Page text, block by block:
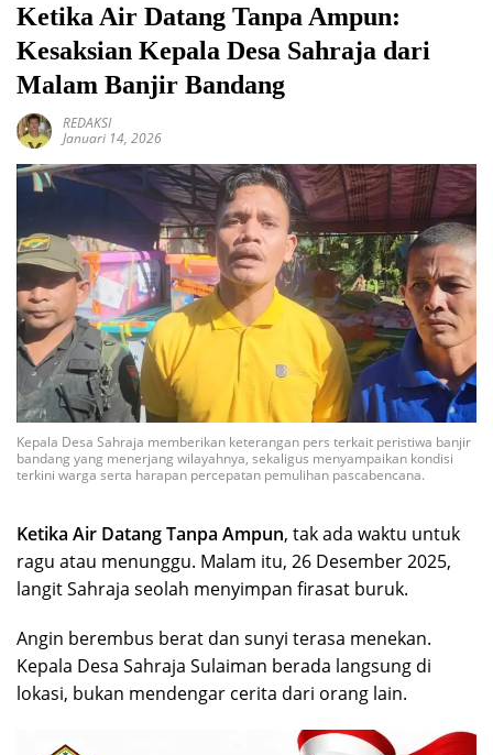
Ketika Air Datang Tanpa Ampun:
Kesaksian Kepala Desa Sahraja dari
Malam Banjir Bandang
REDAKSI
Januari 14, 2026
Kepala Desa Sahraja memberikan keterangan pers terkait peristiwa banjir
bandang yang menerjang wilayahnya, sekaligus menyampaikan kondisi
terkini warga serta harapan percepatan pemulihan pascabencana.
Ketika Air Datang Tanpa Ampun, tak ada waktu untuk
ragu atau menunggu. Malam itu, 26 Desember 2025,
langit Sahraja seolah menyimpan firasat buruk.
Angin berembus berat dan sunyi terasa menekan.
Kepala Desa Sahraja Sulaiman berada langsung di
lokasi, bukan mendengar cerita dari orang lain.